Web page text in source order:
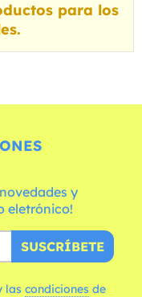
para los
y
eletrónico!
SUSCRÍBETE
las condiciones